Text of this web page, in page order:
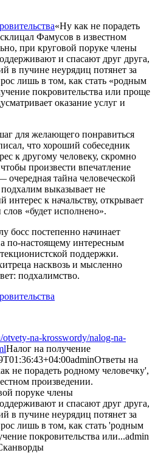
«Ну как не порадеть
Фамусов в известном
при круговой поруке члены
и спасают друг друга,
в пучине неурядиц потянет за
лишь в том, как стать «родным
покровительства или проще
оказание услуг и
для желающего понравиться
что хороший собеседник
к другому человеку, скромно
произвести впечатление
очередная тайна человеческой
выказывает не
к начальству, открывает
«будет исполнено».
босс постепенно начинает
по-настоящему интересным
поддержки.
насквозь и мысленно
подхалимство.
na-krosswordy/nalog-na-
Налог на получение
adminОтветы на
не порадеть родному человечку',
произведении.
поруке члены
и спасают друг друга,
в пучине неурядиц потянет за
лишь в том, как стать 'родным
покровительства или...admin